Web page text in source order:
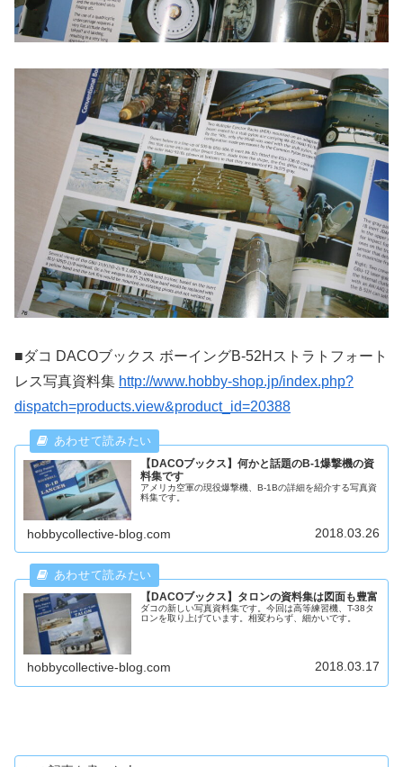
■ダコ DACOブックス ボーイングB-52Hストラトフォート
レス写真資料集 http://www.hobby-shop.jp/index.php?
dispatch=products.view&product_id=20388
【DACOブックス】何かと話題のB-1爆撃機の資
料集です
アメリカ空軍の現役爆撃機、B-1Bの詳細を紹介する写真資
料集です。
hobbycollective-blog.com 2018.03.26
【DACOブックス】タロンの資料集は図面も豊富
ダコの新しい写真資料集です。今回は高等練習機、T-38タ
ロンを取り上げています。相変わらず、細かいです。
hobbycollective-blog.com 2018.03.17